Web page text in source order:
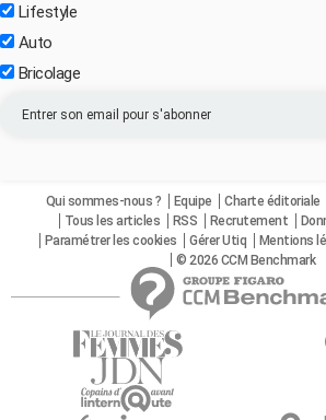
Lifestyle
Auto
Bricolage
Qui sommes-nous ? Equipe Charte éditoriale
Tous les articles
RSS Recrutement
Paramétrer les cookies
Gérer Utiq Mentions
© 2026 CCM Benchmark